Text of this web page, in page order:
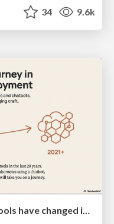
34 9.6k
How Software Deployment tools have changed in the past 20 years